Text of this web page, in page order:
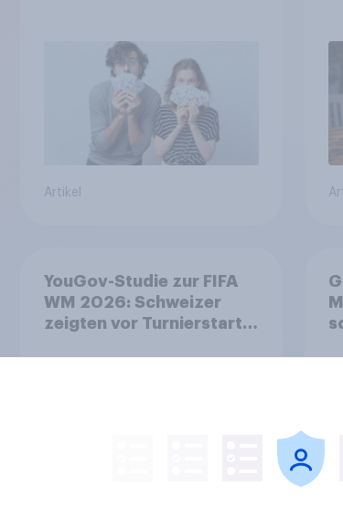
Artikel
YouGov-Studie zur FIFA
WM 2026: Schweizer
zeigten vor Turnierstart